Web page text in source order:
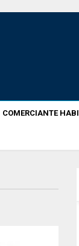
COMERCIANTE